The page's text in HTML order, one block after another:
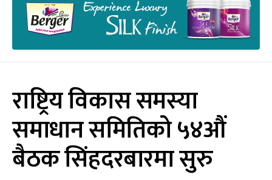
राष्ट्रिय विकास समस्या
समाधान समितिको ५४औं
बैठक सिंहदरबारमा सुरु